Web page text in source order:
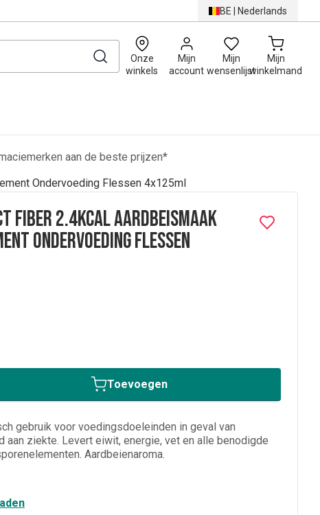
BE | Nederlands
Onze
winkels
Mijn
account
Mijn
wensenlijst
Mijn
winkelmand
0
aan de beste prijzen*
Ondervoeding Flessen 4x125ml
Fiber 2.4kcal Aardbeismaak
Ondervoeding Flessen
Toevoegen
gebruik voor voedingsdoeleinden in geval van
aan ziekte. Levert eiwit, energie, vet en alle benodigde
Aardbeienaroma.